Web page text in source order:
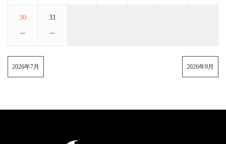
30
－
31
－
2026年7月 2026年9月